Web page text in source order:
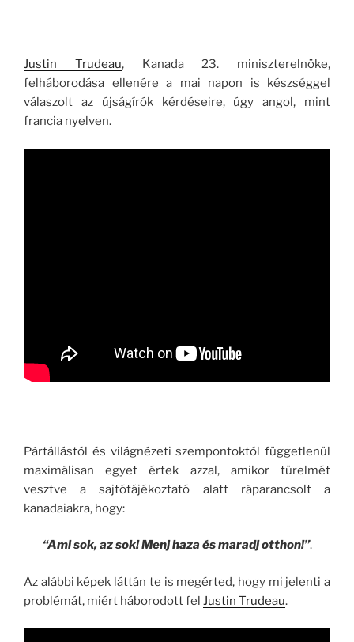
Justin Trudeau, Kanada 23. miniszterelnöke,
felháborodása ellenére a mai napon is készséggel
válaszolt az újságírók kérdéseire, úgy angol, mint
francia nyelven.
Pártállástól és világnézeti szempontoktól függetlenül
maximálisan egyet értek azzal, amikor türelmét
vesztve a sajtótájékoztató alatt ráparancsolt a
kanadaiakra, hogy:
“Ami sok, az sok! Menj haza és maradj otthon!”.
Az alábbi képek láttán te is megérted, hogy mi jelenti a
problémát, miért háborodott fel Justin Trudeau.